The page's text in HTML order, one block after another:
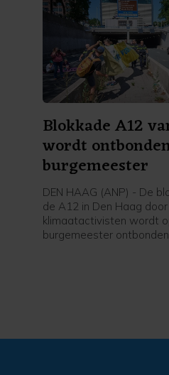
Blokkade A12
wordt
burgemeester
DEN HAAG (ANP) - De
de A12 in Den Haag door
klimaatactivisten wordt
burgemeester